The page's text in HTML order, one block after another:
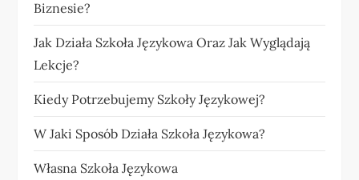
Biznesie?
Jak Działa Szkoła Językowa Oraz Jak Wyglądają
Lekcje?
Kiedy Potrzebujemy Szkoły Językowej?
W Jaki Sposób Działa Szkoła Językowa?
Własna Szkoła Językowa